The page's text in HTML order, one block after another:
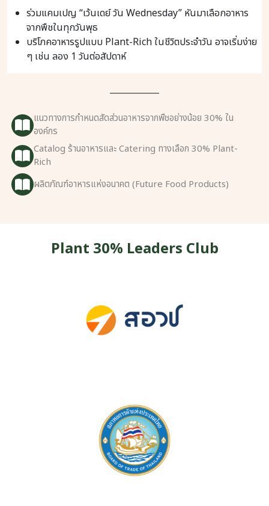
ร่วมแคมเปญ “เว้นเดย์ วัน Wednesday” หันมาเลือกอาหาร
จากพืชในทุกวันพุธ
บริโภคอาหารรูปแบบ Plant-Rich ในชีวิตประจำวัน อาจเริ่มง่าย
ๆ เช่น ลอง 1 วันต่อสัปดาห์
แนวทางการกำหนดสัดส่วนอาหารจากพืชอย่างน้อย 30% ใน
องค์กร
Catalog ร้านอาหารและ Catering ทางเลือก 30% Plant-
Rich
ผลิตภัณฑ์อาหารแห่งอนาคต (Future Food Products)
Plant 30% Leaders Club